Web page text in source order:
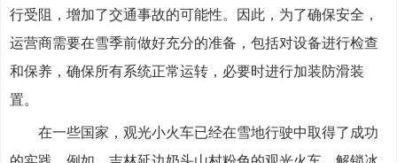
行受阻，增加了交通事故的可能性。因此，为了确保安全，
运营商需要在雪季前做好充分的准备，包括对设备进行检查
和保养，确保所有系统正常运转，必要时进行加装防滑装
置。
在一些国家，观光小火车已经在雪地行驶中取得了成功